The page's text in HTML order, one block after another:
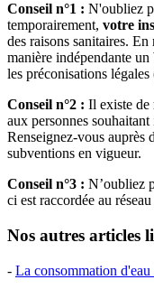
Conseil n°1 : N'oubliez
temporairement, votre
des raisons sanitaires.
manière indépendante
les préconisations
Conseil n°2 : Il existe de
aux personnes
Renseignez-vous auprès
subventions en vigueur.
Conseil n°3 : N’oubliez
ci est raccordée au
Nos autres articles
- La consommation